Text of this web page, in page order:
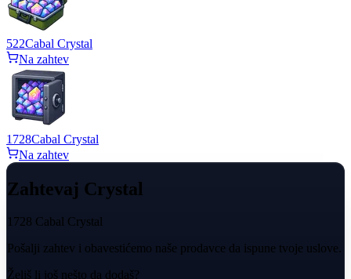
522Cabal Crystal
Na zahtev
1728Cabal Crystal
Na zahtev
Zahtevaj Crystal
1728 Cabal Crystal
Pošalji zahtev i obavestićemo naše prodavce da ispune tvoje uslove.
Želiš li još nešto da dodaš?